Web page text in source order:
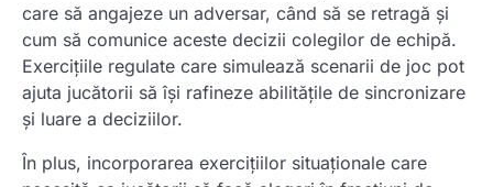
care să angajeze un adversar, când să se retragă și
cum să comunice aceste decizii colegilor de echipă.
Exercițiile regulate care simulează scenarii de joc pot
ajuta jucătorii să își rafineze abilitățile de sincronizare
și luare a deciziilor.
În plus, incorporarea exercițiilor situaționale care